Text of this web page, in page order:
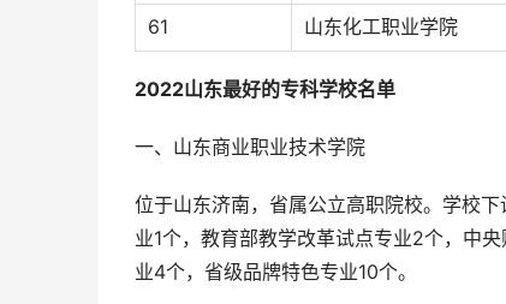
61 山东化工职业学院
2022山东最好的专科学校名单
一、山东商业职业技术学院
位于山东济南，省属公立高职院校。学校
业1个，教育部教学改革试点专业2个，中
业4个，省级品牌特色专业10个。